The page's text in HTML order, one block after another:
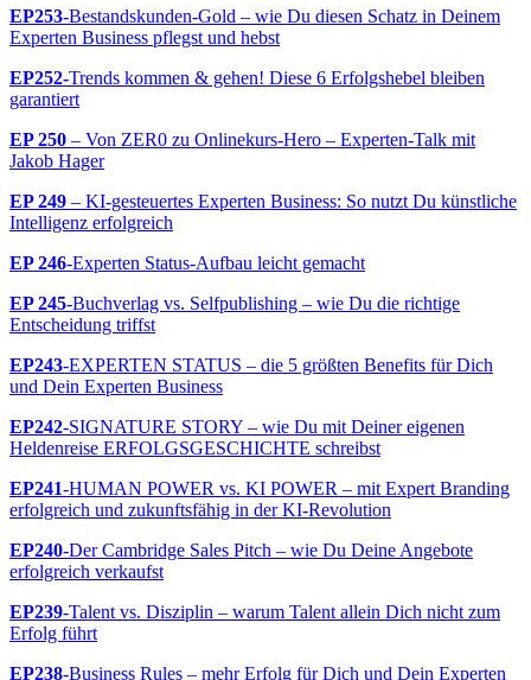
EP253-Bestandskunden-Gold – wie Du diesen Schatz in Deinem
Experten Business pflegst und hebst
EP252-Trends kommen & gehen! Diese 6 Erfolgshebel bleiben
garantiert
EP 250 – Von ZER0 zu Onlinekurs-Hero – Experten-Talk mit
Jakob Hager
EP 249 – KI-gesteuertes Experten Business: So nutzt Du künstliche
Intelligenz erfolgreich
EP 246-Experten Status-Aufbau leicht gemacht
EP 245-Buchverlag vs. Selfpublishing – wie Du die richtige
Entscheidung triffst
EP243-EXPERTEN STATUS – die 5 größten Benefits für Dich
und Dein Experten Business
EP242-SIGNATURE STORY – wie Du mit Deiner eigenen
Heldenreise ERFOLGSGESCHICHTE schreibst
EP241-HUMAN POWER vs. KI POWER – mit Expert Branding
erfolgreich und zukunftsfähig in der KI-Revolution
EP240-Der Cambridge Sales Pitch – wie Du Deine Angebote
erfolgreich verkaufst
EP239-Talent vs. Disziplin – warum Talent allein Dich nicht zum
Erfolg führt
EP238-Business Rules – mehr Erfolg für Dich und Dein Experten